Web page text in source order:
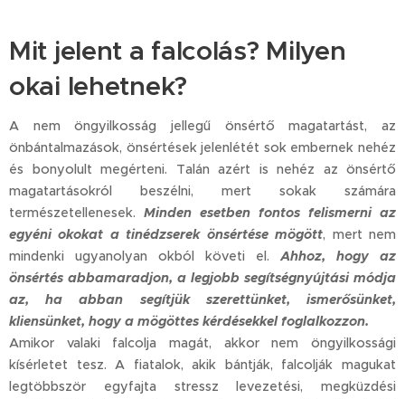
Mit jelent a falcolás? Milyen
okai lehetnek?
A nem öngyilkosság jellegű önsértő magatartást, az
önbántalmazások, önsértések jelenlétét sok embernek nehéz
és bonyolult megérteni. Talán azért is nehéz az önsértő
magatartásokról beszélni, mert sokak számára
természetellenesek. Minden esetben fontos felismerni az
egyéni okokat a tinédzserek önsértése mögött, mert nem
mindenki ugyanolyan okból követi el. Ahhoz, hogy az
önsértés abbamaradjon, a legjobb segítségnyújtási módja
az, ha abban segítjük szerettünket, ismerősünket,
kliensünket, hogy a mögöttes kérdésekkel foglalkozzon.
Amikor valaki falcolja magát, akkor nem öngyilkossági
kísérletet tesz. A fiatalok, akik bántják, falcolják magukat
legtöbbször egyfajta stressz levezetési, megküzdési